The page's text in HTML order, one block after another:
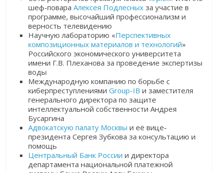
шеф-повараАлексея Подлесных за участие в
программе, высочайший профессионализм и
верность телевидению
Научную лабораторию «Перспективных
композиционных материалов и технологий»
Российского экономического университета
имени Г.В. Плеханова за проведение экспертизы
воды
Международную компанию по борьбе с
киберпреступлениямиGroup-IB и заместителя
генерального директора по защите
интеллектуальной собственности Андрея
Бусаргина
Адвокатскую палату Москвы и её вице-
президента Сергея Зубкова за консультацию и
помощь
Центральный Банк Россиии директора
департамента национальной платежной